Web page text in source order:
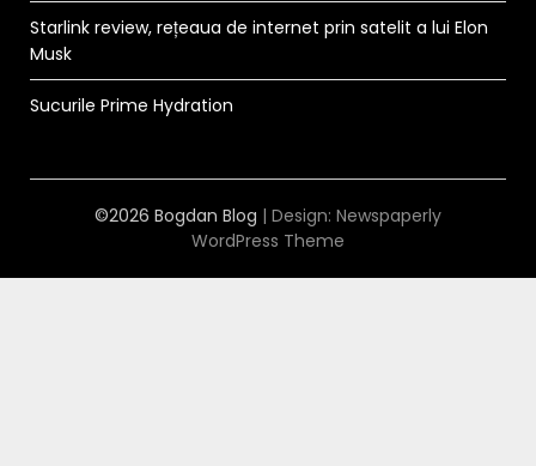
Starlink review, rețeaua de internet prin satelit a lui Elon
Musk
Sucurile Prime Hydration
©2026 Bogdan Blog | Design: Newspaperly
WordPress Theme